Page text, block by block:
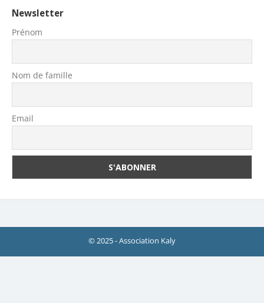
Newsletter
Prénom
Nom de famille
Email
© 2025 - Association Kaly